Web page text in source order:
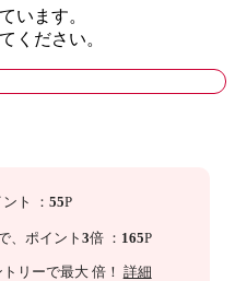
います。
ください。
ト ： 55P
、 ポイント 3倍 ： 165P
トリーで最大 倍！ 詳細